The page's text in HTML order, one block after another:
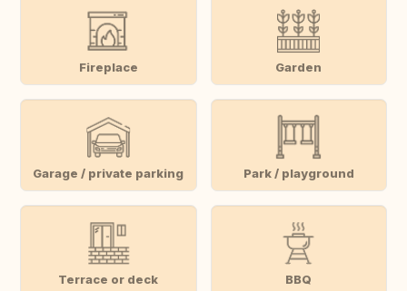
Fireplace Garden
Garage / private parking Park / playground
Terrace or deck BBQ